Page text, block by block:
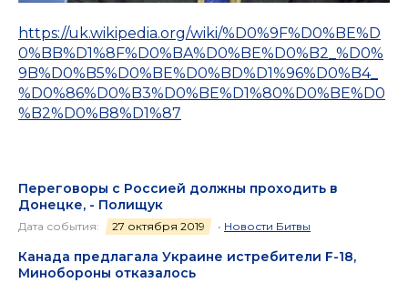
https://uk.wikipedia.org/wiki/%D0%9F%D0%BE%D
0%BB%D1%8F%D0%BA%D0%BE%D0%B2_%D0%
9B%D0%B5%D0%BE%D0%BD%D1%96%D0%B4_
%D0%86%D0%B3%D0%BE%D1%80%D0%BE%D0
%B2%D0%B8%D1%87
Переговоры с Россией должны проходить в
Донецке, - Полищук
Дата события: 27 октября 2019 • Новости Битвы
Канада предлагала Украине истребители F-18,
Минобороны отказалось